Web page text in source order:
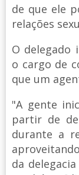
de que ele
relações
O delegado
o cargo de
que um
"A gente
partir de
durante a
da